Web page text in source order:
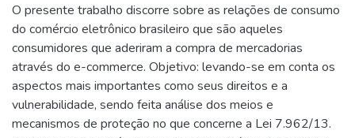
O presente trabalho discorre sobre as relações de consumo
do comércio eletrônico brasileiro que são aqueles
consumidores que aderiram a compra de mercadorias
através do e-commerce. Objetivo: levando-se em conta os
aspectos mais importantes como seus direitos e a
vulnerabilidade, sendo feita análise dos meios e
mecanismos de proteção no que concerne a Lei 7.962/13.